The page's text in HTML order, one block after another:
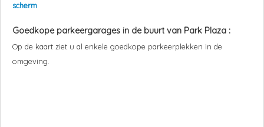
scherm
Goedkope parkeergarages in de buurt van Park Plaza :
Op de kaart ziet u al enkele goedkope parkeerplekken in de
omgeving.